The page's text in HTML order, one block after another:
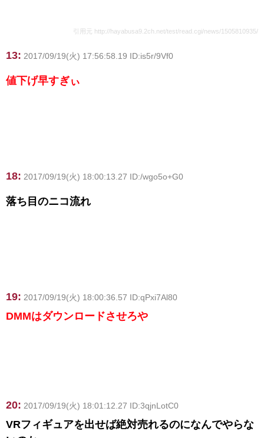
引用元 http://hayabusa9.2ch.net/test/read.cgi/news/1505810935/
13: 2017/09/19(火) 17:56:58.19 ID:is5r/9Vf0
値下げ早すぎぃ
18: 2017/09/19(火) 18:00:13.27 ID:/wgo5o+G0
落ち目のニコ流れ
19: 2017/09/19(火) 18:00:36.57 ID:qPxi7Al80
DMMはダウンロードさせろや
20: 2017/09/19(火) 18:01:12.27 ID:3qjnLotC0
VRフィギュアを出せば絶対売れるのになんでやらな